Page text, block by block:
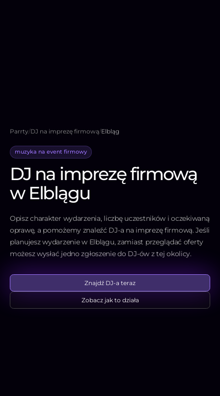
Parrty/DJ na imprezę firmową/Elbląg
muzyka na event firmowy
DJ na imprezę firmową
w Elblągu
Opisz charakter wydarzenia, liczbę uczestników i oczekiwaną
oprawę, a pomożemy znaleźć DJ-a na imprezę firmową. Jeśli
planujesz wydarzenie w Elblągu, zamiast przeglądać oferty
możesz wysłać jedno zgłoszenie do DJ-ów z tej okolicy.
Znajdź DJ-a teraz
Zobacz jak to działa